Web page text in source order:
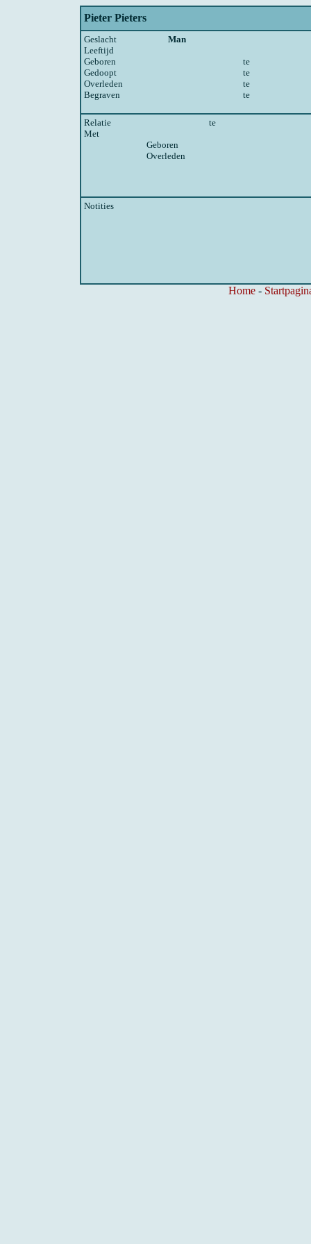
Pieter Pieters
Geslacht
Man
Leeftijd
Geboren
te
Gedoopt
te
Overleden
te
Begraven
te
Relatie
te
Met
Geboren
Overleden
Notities
Home-